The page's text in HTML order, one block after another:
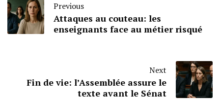
Previous
Attaques au couteau: les
enseignants face au métier risqué
Next
Fin de vie: l’Assemblée assure le
texte avant le Sénat